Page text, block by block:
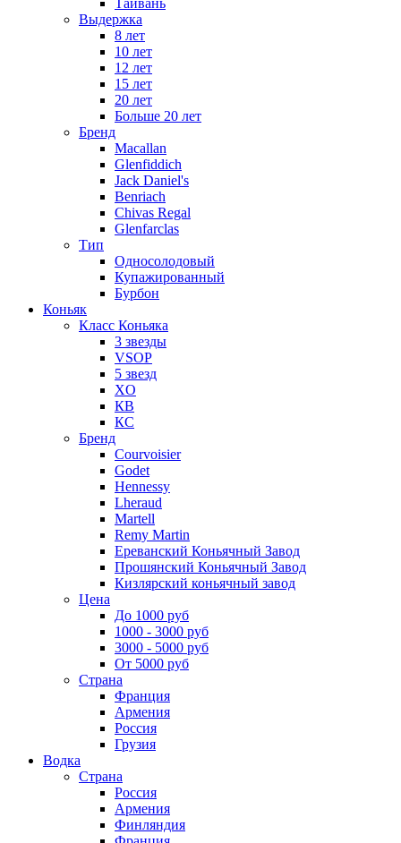
Выдержка
8 лет
10 лет
12 лет
15 лет
20 лет
Больше 20 лет
Бренд
Macallan
Glenfiddich
Jack Daniel's
Benriach
Chivas Regal
Glenfarclas
Тип
Односолодовый
Купажированный
Бурбон
Коньяк
Класс Коньяка
3 звезды
VSOP
5 звезд
XO
КВ
КС
Бренд
Courvoisier
Godet
Hennessy
Lheraud
Martell
Remy Martin
Ереванский Коньячный Завод
Прошянский Коньячный Завод
Кизлярский коньячный завод
Цена
До 1000 руб
1000 - 3000 руб
3000 - 5000 руб
От 5000 руб
Страна
Франция
Армения
Россия
Грузия
Водка
Страна
Россия
Армения
Финляндия